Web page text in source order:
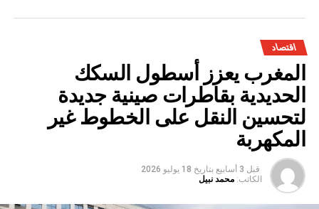
اقتصاد
المغرب يعزز أسطول السكك
الحديدية بقاطرات صينية جديدة
لتحسين النقل على الخطوط غير
المكهربة
قبل 3 أسابيع بتاريخ 18 يوليو 2026
الكاتب: محمد نبيل